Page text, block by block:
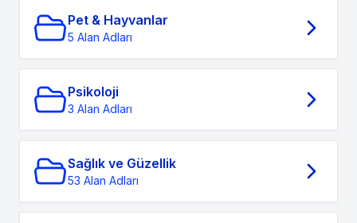
Pet & Hayvanlar
5 Alan Adları
Psikoloji
3 Alan Adları
Sağlık ve Güzellik
53 Alan Adları